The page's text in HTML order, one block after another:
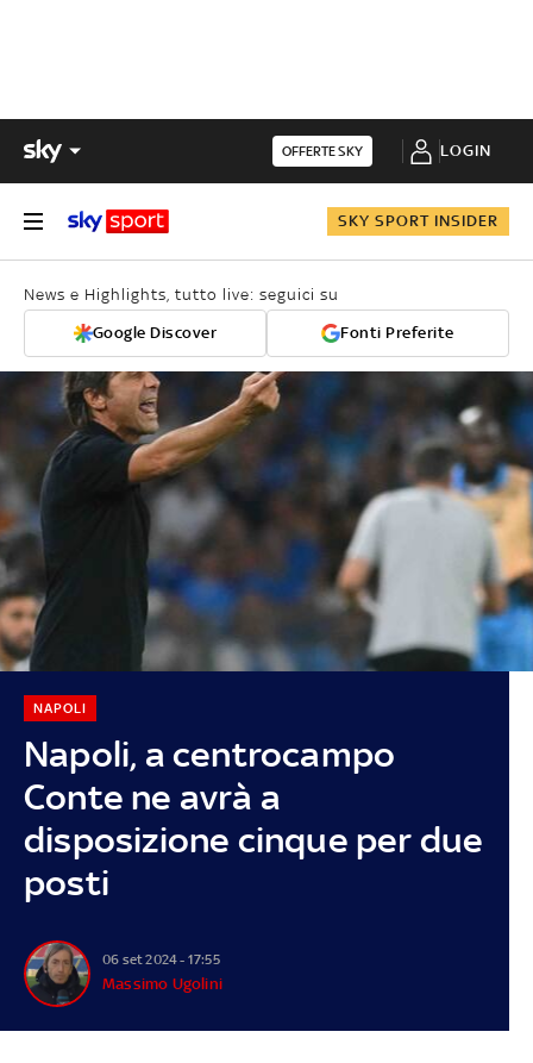
OFFERTE SKY LOGIN
SKY SPORT INSIDER
News e Highlights, tutto live: seguici su
Google Discover Fonti Preferite
Napoli, a centrocampo
Conte ne avrà a
disposizione cinque per due
posti
NAPOLI
06 set 2024 - 17:55
Massimo Ugolini